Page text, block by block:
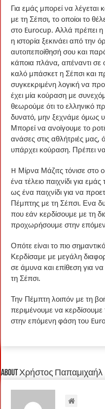
Για εμάς μπορεί να λέγεται
με τη Σέπσι, το οποίοι το
στο Eurocup. Αλλά πρέπει
η ιστορία ξεκινάει από την
αυτοπεποίθησή σου και
κάποια πλάνα, απέναντι σε
καλό μπάσκετ η Σέπσι και
συγκεκριμένη λογική να
έχει μία κούραση με
θεωρούμε ότι το ελληνικό
δυνατό, μην ξεχνάμε όμως
Μπορεί να ανοίγουμε το
ανάσες στις αθλήτριές μας,
υπάρχει κούραση. Πρέπει
H Μίρνα Μάζιτς τόνισε στο
ένα τέλειο παιχνίδι για
ως ένα παιχνίδι για να
Πέμπτης με τη Σέπσι. Ενα
που εάν κερδίσουμε με τη
προχωρήσουμε στην
Οπότε είναι το πιο
Κερδίσαμε με μεγάλη
σε άμυνα και επίθεση για
τη Σέπσι.
Την Πέμπτη λοιπόν με τη
περιμένουμε να
στην επόμενη φάση του
About Χρήστος Παπαμιχαήλ